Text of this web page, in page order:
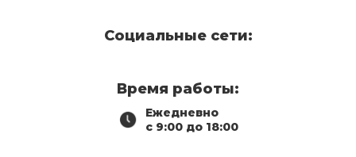
Социальные сети:
Время работы:
Ежедневно
с 9:00 до 18:00